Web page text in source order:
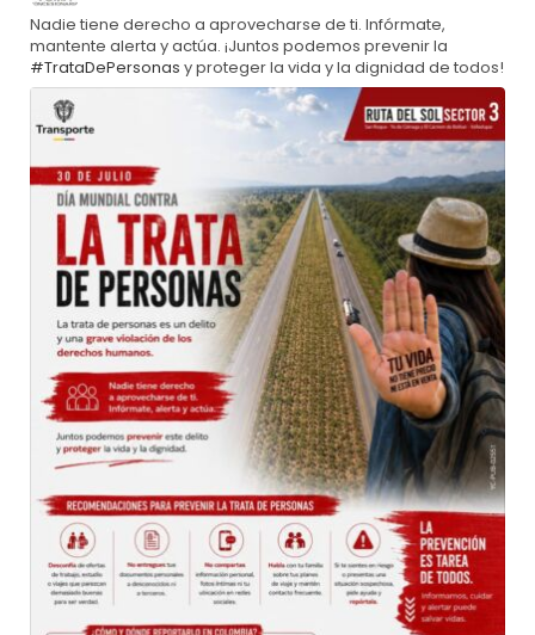
Nadie tiene derecho a aprovecharse de ti. Infórmate,
mantente alerta y actúa. ¡Juntos podemos prevenir la
#TrataDePersonas y proteger la vida y la dignidad de todos!